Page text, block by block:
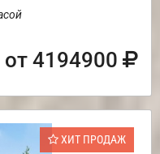
от 4194900
ХИТ ПРОДАЖ